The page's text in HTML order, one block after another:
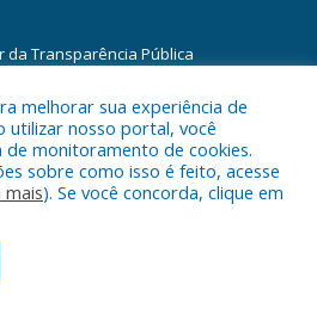
da Transparência Pública
a Câmara Municipal de Floresta do
Araguaia.
Administrativa
melhorar sua experiência de
utilizar nosso portal, você
monitoramento de cookies.
sobre como isso é feito, acesse
mais). Se você concorda, clique em